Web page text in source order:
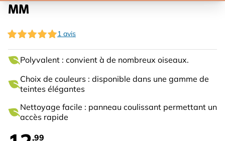
MM
1 avis
Polyvalent : convient à de nombreux oiseaux.
Choix de couleurs : disponible dans une gamme de
teintes élégantes
Nettoyage facile : panneau coulissant permettant un
accès rapide
,99